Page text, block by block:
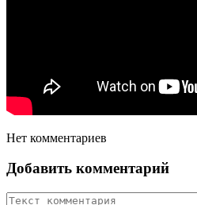
Нет комментариев
Добавить комментарий